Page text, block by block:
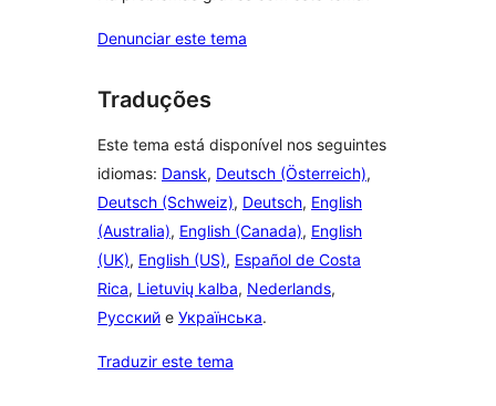
Denunciar este tema
Traduções
Este tema está disponível nos seguintes
idiomas: Dansk, Deutsch (Österreich),
Deutsch (Schweiz), Deutsch, English
(Australia), English (Canada), English
(UK), English (US), Español de Costa
Rica, Lietuvių kalba, Nederlands,
Русский e Українська.
Traduzir este tema